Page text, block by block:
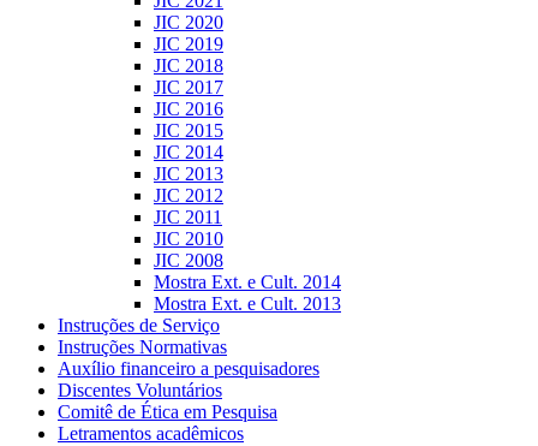
JIC 2020
JIC 2019
JIC 2018
JIC 2017
JIC 2016
JIC 2015
JIC 2014
JIC 2013
JIC 2012
JIC 2011
JIC 2010
JIC 2008
Mostra Ext. e Cult. 2014
Mostra Ext. e Cult. 2013
Instruções de Serviço
Instruções Normativas
Auxílio financeiro a pesquisadores
Discentes Voluntários
Comitê de Ética em Pesquisa
Letramentos acadêmicos